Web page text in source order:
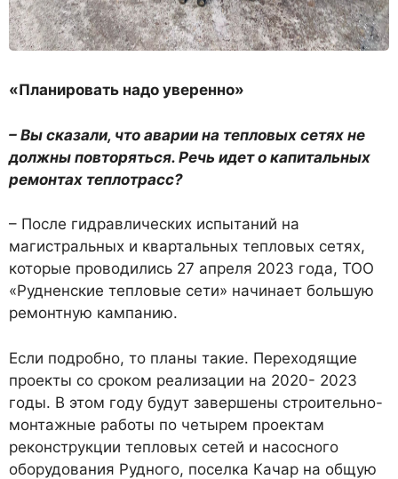
«Планировать надо уверенно»
– Вы сказали, что аварии на тепловых сетях не
должны повторяться. Речь идет о капитальных
ремонтах теплотрасс?
– После гидравлических испытаний на
магистральных и квартальных тепловых сетях,
которые проводились 27 апреля 2023 года, ТОО
«Рудненские тепловые сети» начинает большую
ремонтную кампанию.
Если подробно, то планы такие. Переходящие
проекты со сроком реализации на 2020- 2023
годы. В этом году будут завершены строительно-
монтажные работы по четырем проектам
реконструкции тепловых сетей и насосного
оборудования Рудного, поселка Качар на общую